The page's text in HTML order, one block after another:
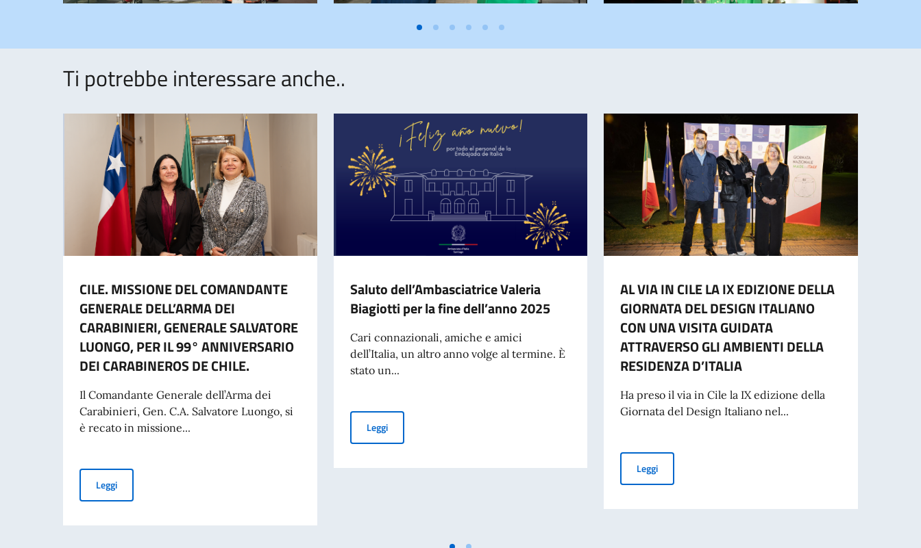
Ti potrebbe interessare anche..
CILE. MISSIONE DEL COMANDANTE
GENERALE DELL’ARMA DEI
CARABINIERI, GENERALE SALVATORE
LUONGO, PER IL 99° ANNIVERSARIO
DEI CARABINEROS DE CHILE.
Il Comandante Generale dell’Arma dei
Carabinieri, Gen. C.A. Salvatore Luongo, si
è recato in missione...
LeggiCILE. MISSIONE DEL COMANDANTE GENERALE DELL’ARMA DEI CARABINIERI, GENERALE SALVATORE LUONGO, PER IL 99° ANNIVERSARIO DEI CARABINEROS DE CHILE.
Saluto dell’Ambasciatrice Valeria
Biagiotti per la fine dell’anno 2025
Cari connazionali, amiche e amici
dell’Italia, un altro anno volge al termine. È
stato un...
LeggiSaluto dell’Ambasciatrice Valeria Biagiotti per la fine dell’anno 2025
AL VIA IN CILE LA IX EDIZIONE DELLA
GIORNATA DEL DESIGN ITALIANO
CON UNA VISITA GUIDATA
ATTRAVERSO GLI AMBIENTI DELLA
RESIDENZA D’ITALIA
Ha preso il via in Cile la IX edizione della
Giornata del Design Italiano nel...
LeggiAL VIA IN CILE LA IX EDIZIONE DELLA GIORNATA DEL DESIGN